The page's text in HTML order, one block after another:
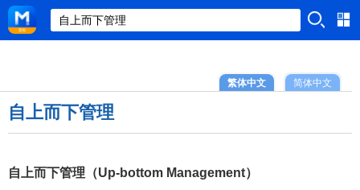
简体中文
繁体中文
自上而下管理
自上而下管理（Up-bottom Management）